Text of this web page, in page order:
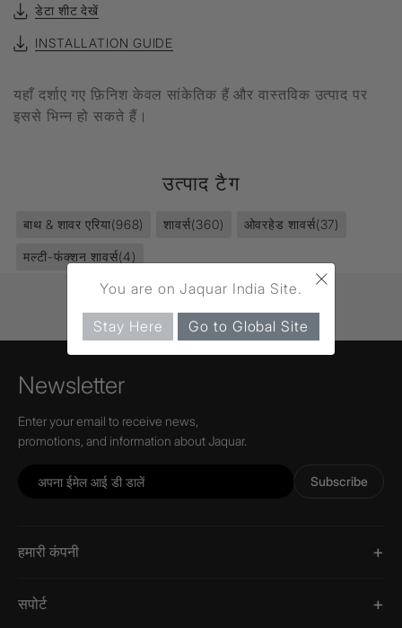
डेटा शीट देखें
INSTALLATION GUIDE
यहाँ दर्शाए गए फ़िनिश केवल सांकेतिक हैं और वास्तविक उत्पाद पर
इससे भिन्न हो सकते हैं।
उत्पाद टैग
बाथ & शावर एरिया(968) शावर्स(360) ओवरहेड शावर्स(37)
मल्टी-फंक्शन शावर्स(4)
Newsletter
Enter your email to receive news,
promotions, and information about Jaquar.
Subscribe
हमारी कंपनी
सपोर्ट
×
You are on Jaquar India Site.
Stay Here Go to Global Site